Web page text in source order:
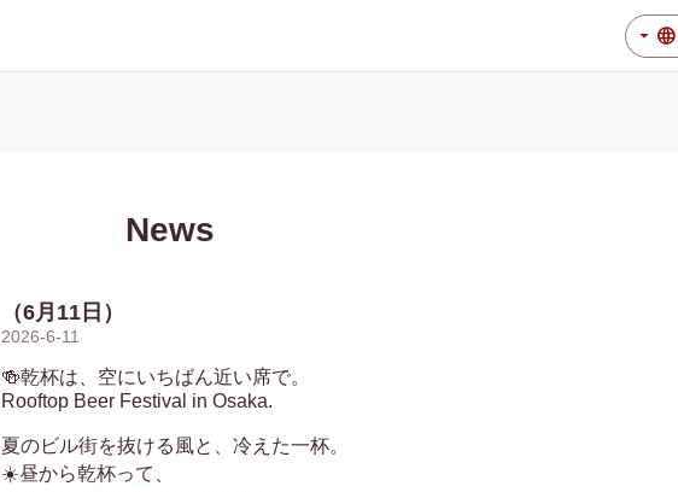
arrow_drop_down language
News
（6月11日）
2026-6-11
🍻乾杯は、空にいちばん近い席で。
Rooftop Beer Festival in Osaka.
夏のビル街を抜ける風と、冷えた一杯。
☀️昼から乾杯って、